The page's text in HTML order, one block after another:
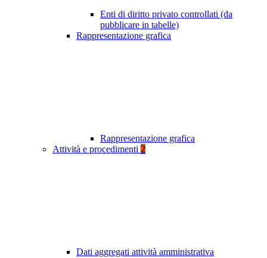
Enti di diritto privato controllati (da
pubblicare in tabelle)
Rappresentazione grafica
Rappresentazione grafica
Attività e procedimenti 2
Dati aggregati attività amministrativa